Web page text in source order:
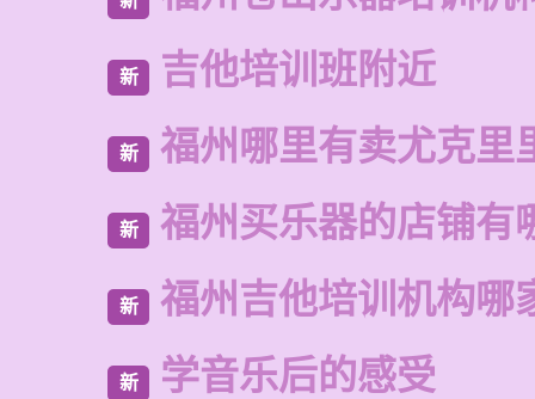
新 吉他培训班附近
新 福州哪里有卖尤克里
新 福州买乐器的店铺有
新 福州吉他培训机构哪
新 学音乐后的感受